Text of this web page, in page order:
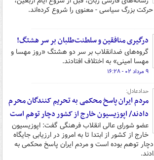
بزرگ سیاسی - معنوی را شروع کرده‌اند.
درگیری منافقین و سلطنت‌طلبان بر سر هشتگ!
گروه‌های ضدانقلاب بر سر دو هشتگ «روز مهسا و
مهسا امینی» به اختلاف افتادند.
۹ مرداد ۰۲ - ۱۶:۲۸
حدادعادل:
مردم ایران پاسخ محکمی به تحریم کنندگان محرم
دادند/ اپوزیسیون خارج از کشور دچار توهم است
عضو شورای عالی انقلاب فرهنگی گفت: اپوزیسیون
خارج از کشور از ابتدا تا به امروز در ارزیابی جایگاه
توهم بوده است و مردم ایران پاسخ محکمی به